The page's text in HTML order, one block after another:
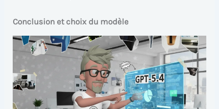
Conclusion et choix du modèle